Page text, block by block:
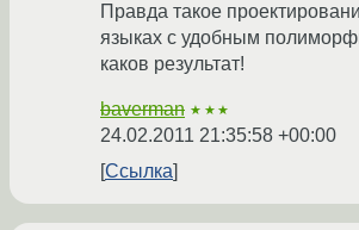
Правда такое
языках с удобным
каков результат!
baverman ★★★
24.02.2011 21:35:58 +00:00
Ссылка